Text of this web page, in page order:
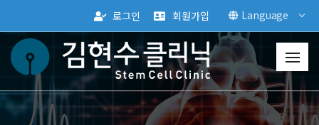
로그인 회원가입 Language